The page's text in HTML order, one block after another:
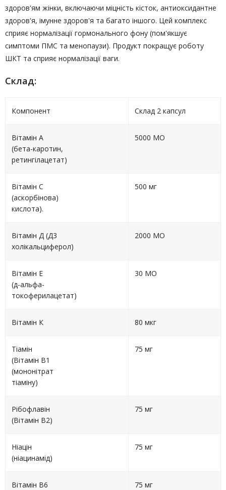
здоров'ям жінки, включаючи міцність кісток, антиоксидантне
здоров'я, імунне здоров'я та багато іншого. Цей комплекс
сприяє нормалізації гормонального фону (пом'якшує
симптоми ПМС та менопаузи). Продукт покращує роботу
ШКТ та сприяє нормалізації ваги.
Склад:
Компонент Склад 2 капсул
Вітамін А
(бета-каротин,
ретингілацетат)
5000 МО
Вітамін С
(аскорбінова)
кислота).
500 мг
Вітамін Д (Д3
холікальциферол)
2000 МО
Вітамін Е
(д-альфа-
токоферилацетат)
30 МО
Вітамін К 80 мкг
Тіамін
(Вітамін В1
(мононітрат
тіаміну)
75 мг
Рібофлавін
(Вітамін В2)
75 мг
Ніацін
(ніацинамід)
75 мг
Вітамін В6
75 мг